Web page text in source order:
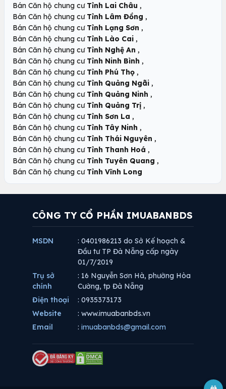
Bán Căn hộ chung cư Tỉnh Lai Châu ,
Bán Căn hộ chung cư Tỉnh Lâm Đồng ,
Bán Căn hộ chung cư Tỉnh Lạng Sơn ,
Bán Căn hộ chung cư Tỉnh Lào Cai ,
Bán Căn hộ chung cư Tỉnh Nghệ An ,
Bán Căn hộ chung cư Tỉnh Ninh Bình ,
Bán Căn hộ chung cư Tỉnh Phú Thọ ,
Bán Căn hộ chung cư Tỉnh Quảng Ngãi ,
Bán Căn hộ chung cư Tỉnh Quảng Ninh ,
Bán Căn hộ chung cư Tỉnh Quảng Trị ,
Bán Căn hộ chung cư Tỉnh Sơn La ,
Bán Căn hộ chung cư Tỉnh Tây Ninh ,
Bán Căn hộ chung cư Tỉnh Thái Nguyên ,
Bán Căn hộ chung cư Tỉnh Thanh Hoá ,
Bán Căn hộ chung cư Tỉnh Tuyên Quang ,
Bán Căn hộ chung cư Tỉnh Vĩnh Long
CÔNG TY CỔ PHẦN IMUABANBDS
MSDN
: 0401986213 do Sở Kế hoạch &
Đầu tư TP Đà Nẵng cấp ngày
01/7/2019
Trụ sở
chính
: 16 Nguyễn Sơn Hà, phường Hòa
Cường, tp Đà Nẵng
Điện thoại
: 0935373173
Website
: www.imuabanbds.vn
Email
: imuabanbds@gmail.com